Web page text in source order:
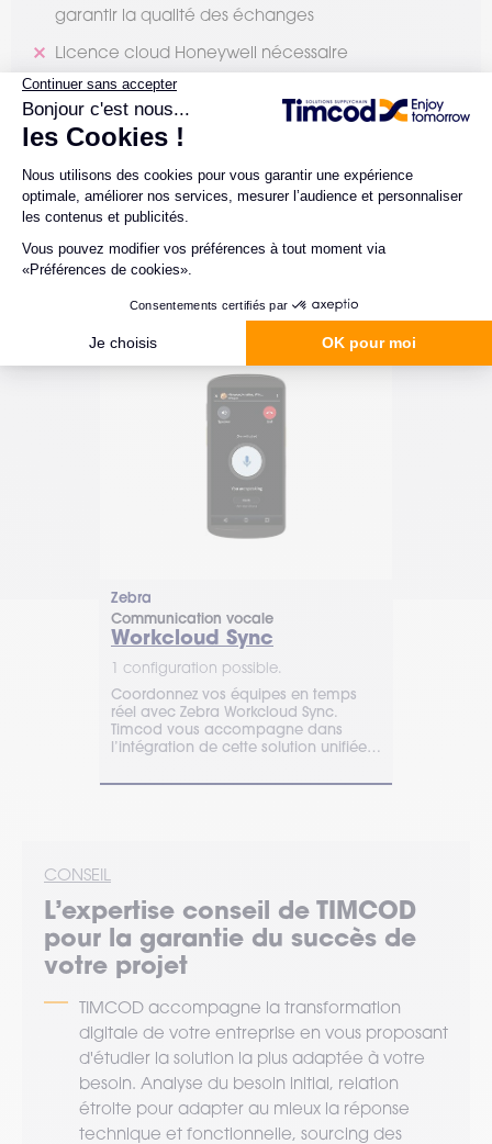
garantir la qualité des échanges
Licence cloud Honeywell nécessaire
Nécessite une configuration initiale adaptée aux
besoins
Zebra
Communication vocale
Workcloud Sync
1 configuration possible.
Coordonnez vos équipes en temps
réel avec Zebra Workcloud Sync.
Timcod vous accompagne dans
l’intégration de cette solution unifiée
collaboration.
CONSEIL
L’expertise conseil de TIMCOD
pour la garantie du succès de
votre projet
TIMCOD accompagne la transformation
digitale de votre entreprise en vous proposant
d'étudier la solution la plus adaptée à votre
besoin. Analyse du besoin initial, relation
étroite pour adapter au mieux la réponse
technique et fonctionnelle, sourcing des